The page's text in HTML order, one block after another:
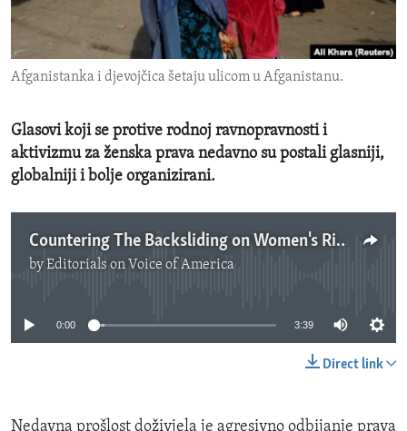
ENVIRONMENT AND HEALTH
IDEALS AND INSTITUTIONS
Afganistanka i djevojčica šetaju ulicom u Afganistanu.
Glasovi koji se protive rodnoj ravnopravnosti i
aktivizmu za ženska prava nedavno su postali glasniji,
globalniji i bolje organizirani.
Countering The Backsliding on Women's Rights
byEditorials on Voice of America
0:00 3:39
Direct link
Nedavna prošlost doživjela je agresivno odbijanje prava